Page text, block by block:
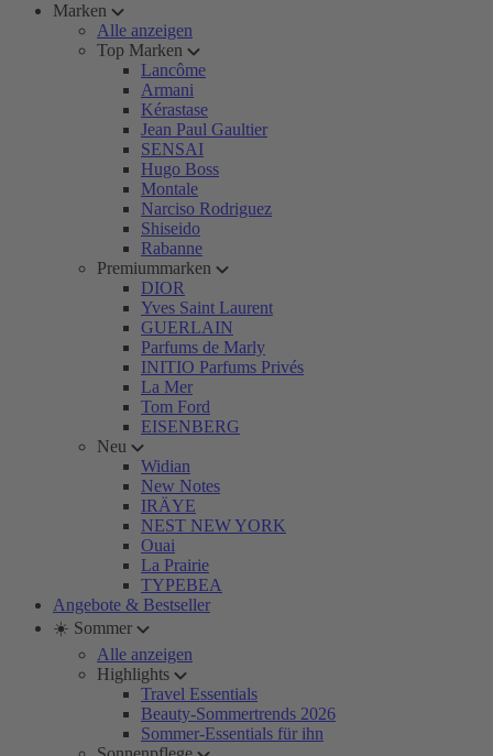
Marken
Alle anzeigen
Top Marken
Lancôme
Armani
Kérastase
Jean Paul Gaultier
SENSAI
Hugo Boss
Montale
Narciso Rodriguez
Shiseido
Rabanne
Premiummarken
DIOR
Yves Saint Laurent
GUERLAIN
Parfums de Marly
INITIO Parfums Privés
La Mer
Tom Ford
EISENBERG
Neu
Widian
New Notes
IRÄYE
NEST NEW YORK
Ouai
La Prairie
TYPEBEA
Angebote & Bestseller
☀️ Sommer
Alle anzeigen
Highlights
Travel Essentials
Beauty-Sommertrends 2026
Sommer-Essentials für ihn